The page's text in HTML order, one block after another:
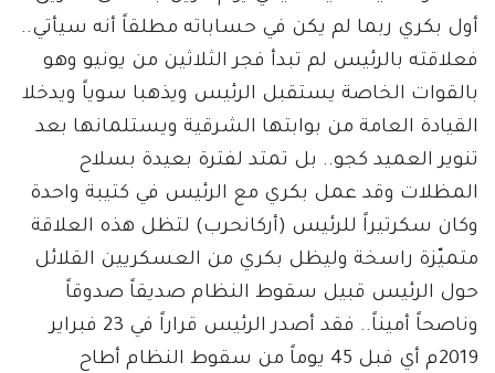
أول بكري ربما لم يكن في حساباته مطلقاً أنه سيأتي..
فعلاقته بالرئيس لم تبدأ فجر الثلاثين من يونيو وهو
بالقوات الخاصة يستقبل الرئيس ويذهبا سوياً ويدخلا
القيادة العامة من بوابتها الشرقية ويستلمانها بعد
تنوير العميد كجو.. بل تمتد لفترة بعيدة بسلاح
المظلات وقد عمل بكري مع الرئيس في كتيبة واحدة
وكان سكرتيراً للرئيس (أركانحرب) لتظل هذه العلاقة
متميّزة راسخة وليظل بكري من العسكريين القلائل
حول الرئيس قبيل سقوط النظام صديقاً صدوقاً
وناصحاً أميناً.. فقد أصدر الرئيس قراراً في 23 فبراير
2019م أي فبل 45 يوماً من سقوط النظام أطاح